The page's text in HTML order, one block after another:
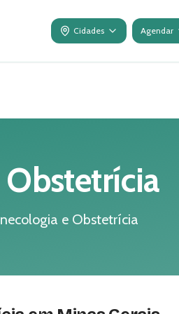
Cidades Agendar
e Obstetrícia